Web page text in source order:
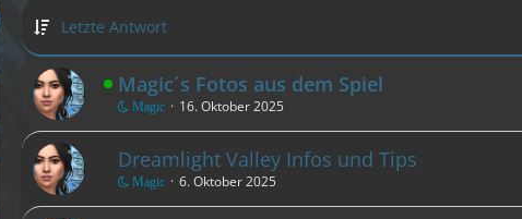
Letzte Antwort
Magic´s Fotos aus dem Spiel
Magic 16. Oktober 2025
Dreamlight Valley Infos und Tips
Magic 6. Oktober 2025